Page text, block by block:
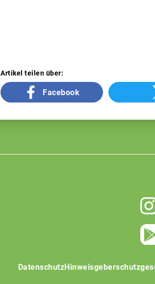
Artikel teilen über:
Facebook
Datenschutz